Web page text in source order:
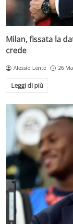
Milan, fissata la
crede
Alessio Lento 26
Leggi di più